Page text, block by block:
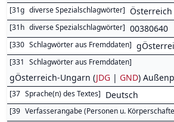
[31g diverse Spezialschlagwörter] Österreich
[31h diverse Spezialschlagwörter] 00380640
[330 Schlagwörter aus Fremddaten]
[331 Schlagwörter aus Fremddaten]
gÖsterreich-Ungarn (JDG | GND)
[37 Sprache(n) des Textes] Deutsch
[39 Verfasserangabe (Personen u.